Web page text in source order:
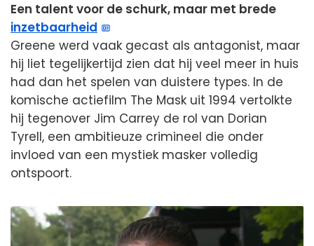
Een talent voor de schurk, maar met brede
inzetbaarheid
Greene werd vaak gecast als antagonist, maar
hij liet tegelijkertijd zien dat hij veel meer in huis
had dan het spelen van duistere types. In de
komische actiefilm The Mask uit 1994 vertolkte
hij tegenover Jim Carrey de rol van Dorian
Tyrell, een ambitieuze crimineel die onder
invloed van een mystiek masker volledig
ontspoort.